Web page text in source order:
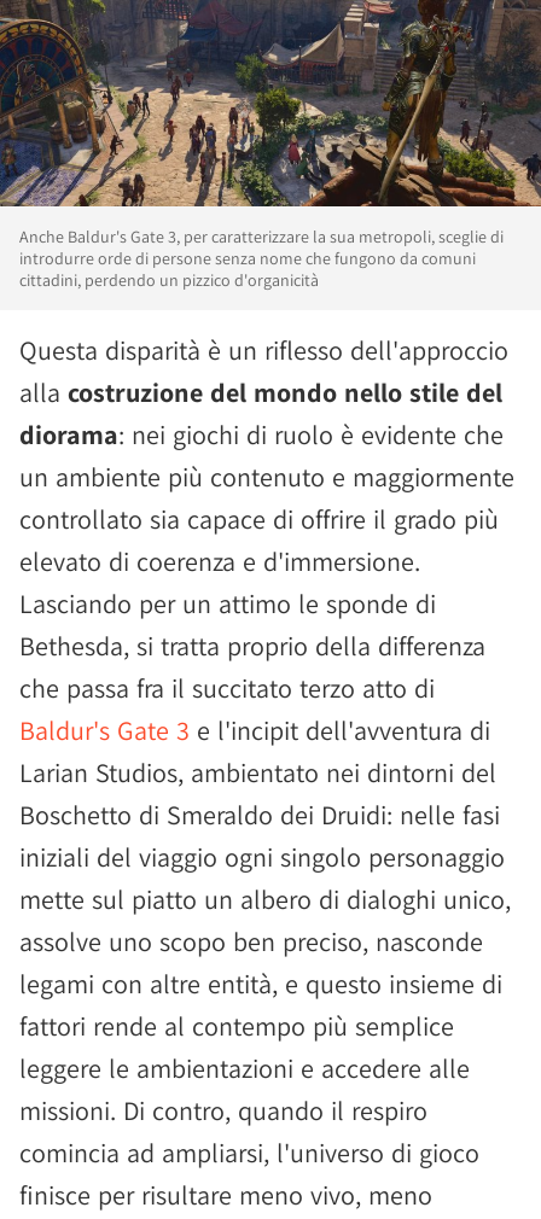
Anche Baldur's Gate 3, per caratterizzare la sua metropoli, sceglie di
introdurre orde di persone senza nome che fungono da comuni
cittadini, perdendo un pizzico d'organicità
Questa disparità è un riflesso dell'approccio
alla costruzione del mondo nello stile del
diorama: nei giochi di ruolo è evidente che
un ambiente più contenuto e maggiormente
controllato sia capace di offrire il grado più
elevato di coerenza e d'immersione.
Lasciando per un attimo le sponde di
Bethesda, si tratta proprio della differenza
che passa fra il succitato terzo atto di
Baldur's Gate 3 e l'incipit dell'avventura di
Larian Studios, ambientato nei dintorni del
Boschetto di Smeraldo dei Druidi: nelle fasi
iniziali del viaggio ogni singolo personaggio
mette sul piatto un albero di dialoghi unico,
assolve uno scopo ben preciso, nasconde
legami con altre entità, e questo insieme di
fattori rende al contempo più semplice
leggere le ambientazioni e accedere alle
missioni. Di contro, quando il respiro
comincia ad ampliarsi, l'universo di gioco
finisce per risultare meno vivo, meno